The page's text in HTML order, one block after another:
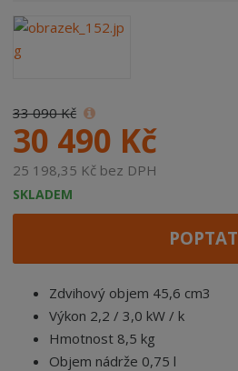
33 090 Kč
30 490 Kč
25 198,35 Kč bez DPH
SKLADEM
POPTAT
Zdvihový objem 45,6 cm3
Výkon 2,2 / 3,0 kW / k
Hmotnost 8,5 kg
Objem nádrže 0,75 l